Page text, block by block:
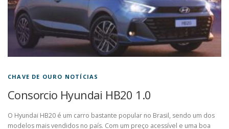
CHAVE DE OURO NOTÍCIAS
Consorcio Hyundai HB20 1.0
O Hyundai HB20 é um carro bastante popular no Brasil, sendo um dos
modelos mais vendidos no país. Com um preço acessível e uma boa